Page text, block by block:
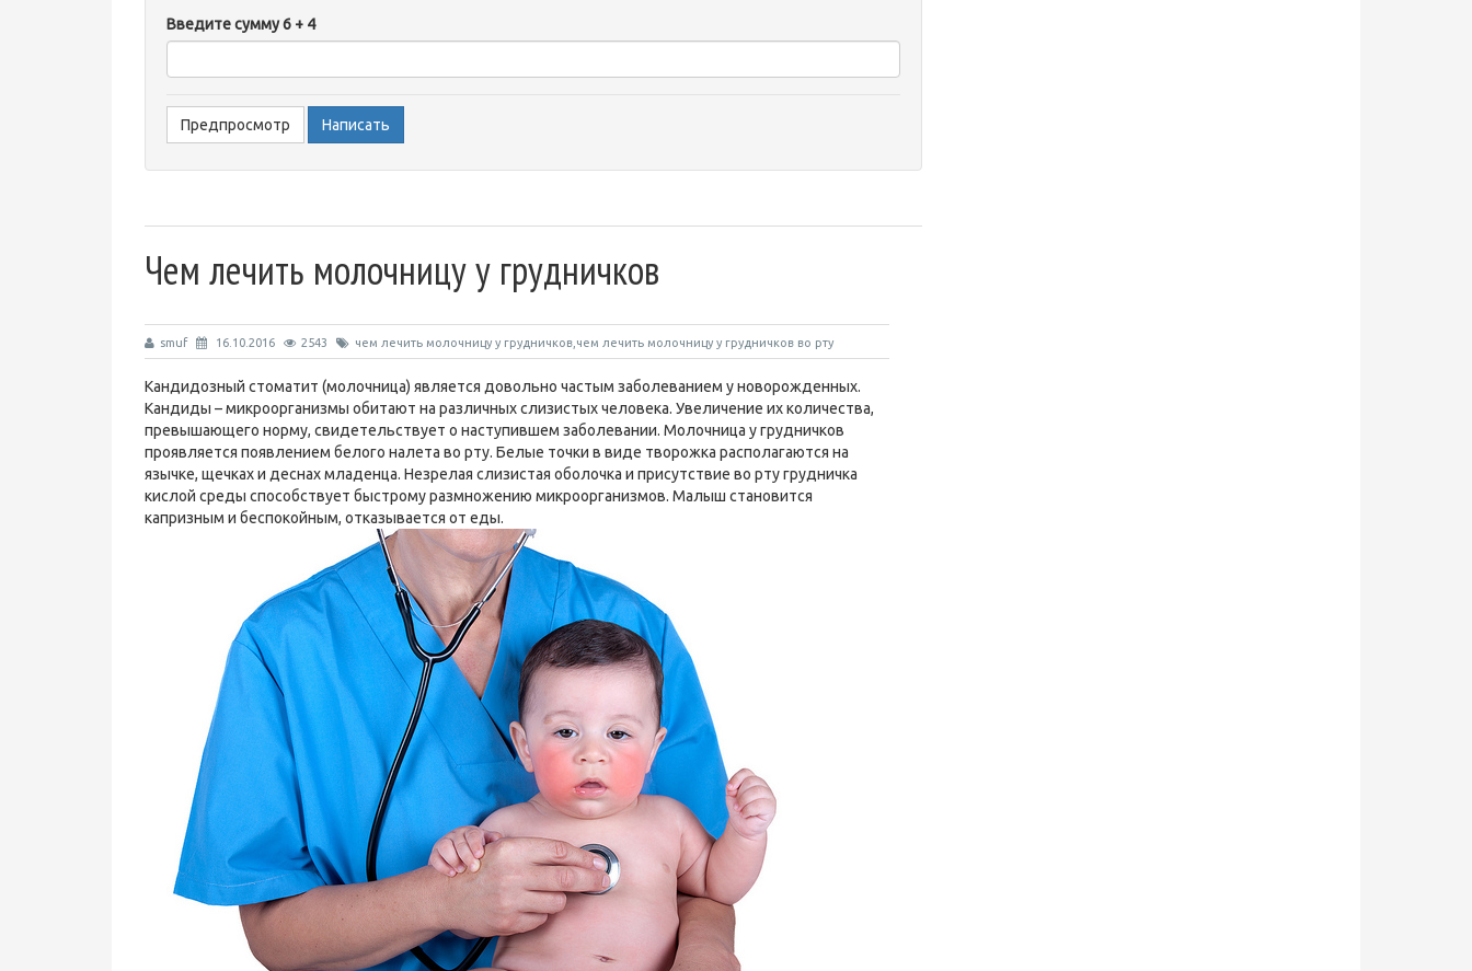
-
Введите сумму 6 + 4
Чем лечить молочницу у грудничков
smuf 16.10.2016 2543 чем лечить молочницу у грудничков,чем лечить молочницу у грудничков во рту
Кандидозный стоматит (молочница) является довольно частым заболеванием у новорожденных.
Кандиды – микроорганизмы обитают на различных слизистых человека. Увеличение их количества,
превышающего норму, свидетельствует о наступившем заболевании. Молочница у грудничков
проявляется появлением белого налета во рту. Белые точки в виде творожка располагаются на
язычке, щечках и деснах младенца. Незрелая слизистая оболочка и присутствие во рту грудничка
кислой среды способствует быстрому размножению микроорганизмов. Малыш становится
капризным и беспокойным, отказывается от еды.